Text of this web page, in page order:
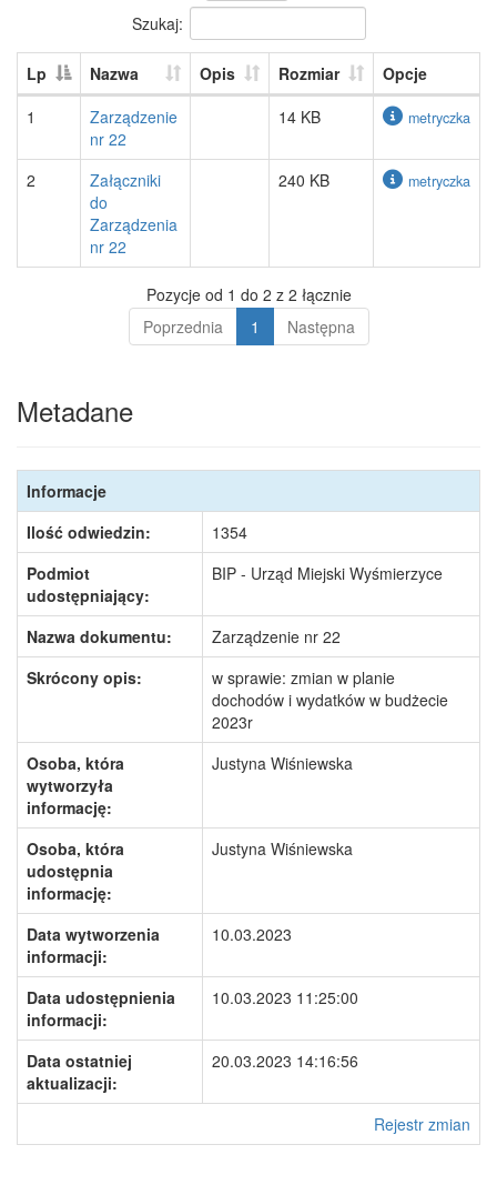
Szukaj:
Lp Nazwa Opis Rozmiar
Opcje
1
Zarządzenie
nr 22
14 KB metryczka
2
Załączniki
do
Zarządzenia
nr 22
240 KB metryczka
Pozycje od 1 do 2 z 2 łącznie
Poprzednia
1 Następna
Metadane
Informacje
Ilość odwiedzin:
1354
Podmiot
udostępniający:
BIP - Urząd Miejski Wyśmierzyce
Nazwa dokumentu:
Zarządzenie nr 22
Skrócony opis:
w sprawie: zmian w planie
dochodów i wydatków w budżecie
2023r
Osoba, która
wytworzyła
informację:
Justyna Wiśniewska
Osoba, która
udostępnia
informację:
Justyna Wiśniewska
Data wytworzenia
informacji:
10.03.2023
Data udostępnienia
informacji:
10.03.2023 11:25:00
Data ostatniej
aktualizacji:
20.03.2023 14:16:56
Rejestr zmian